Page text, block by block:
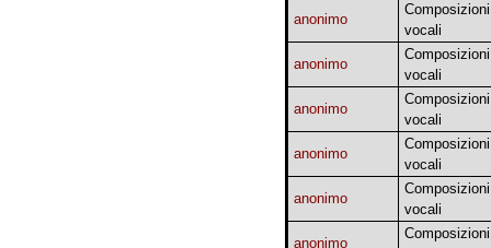
anonimo
Composizioni
vocali
anonimo
Composizioni
vocali
anonimo
Composizioni
vocali
anonimo
Composizioni
vocali
anonimo
Composizioni
vocali
anonimo
Composizioni